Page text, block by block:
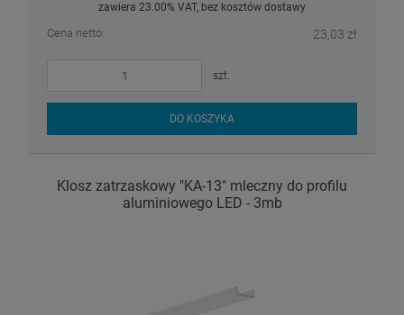
zawiera 23.00% VAT, bez kosztów dostawy
Cena netto: 23,03 zł
szt.
DO KOSZYKA
Klosz zatrzaskowy "KA-13" mleczny do profilu
aluminiowego LED - 3mb